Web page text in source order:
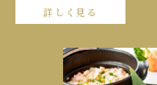
詳しく見る